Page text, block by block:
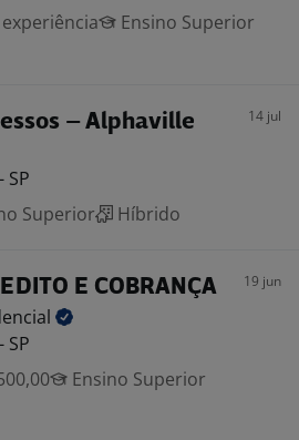
Ensino Superior
– Alphaville 14 jul
SP
Superior Híbrido
E COBRANÇA 19 jun
SP
Ensino Superior